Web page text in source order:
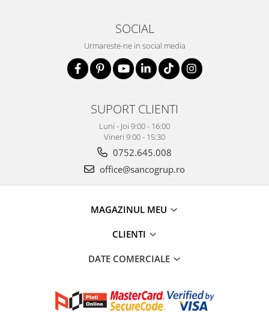
SOCIAL
Urmareste-ne in social media
SUPORT CLIENTI
Luni - Joi 9:00 - 16:00
Vineri 9:00 - 15:30
0752.645.008
office@sancogrup.ro
MAGAZINUL MEU
CLIENTI
DATE COMERCIALE